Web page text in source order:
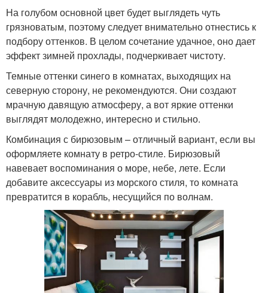
На голубом основной цвет будет выглядеть чуть
грязноватым, поэтому следует внимательно отнестись к
подбору оттенков. В целом сочетание удачное, оно дает
эффект зимней прохлады, подчеркивает чистоту.
Темные оттенки синего в комнатах, выходящих на
северную сторону, не рекомендуются. Они создают
мрачную давящую атмосферу, а вот яркие оттенки
выглядят молодежно, интересно и стильно.
Комбинация с бирюзовым – отличный вариант, если вы
оформляете комнату в ретро-стиле. Бирюзовый
навевает воспоминания о море, небе, лете. Если
добавите аксессуары из морского стиля, то комната
превратится в корабль, несущийся по волнам.